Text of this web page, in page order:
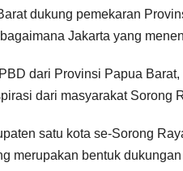
dukung pemekaran
Jakarta yang
dari Provinsi Papua
dari masyarakat Sorong
satu kota se-Sorong
merupakan bentuk